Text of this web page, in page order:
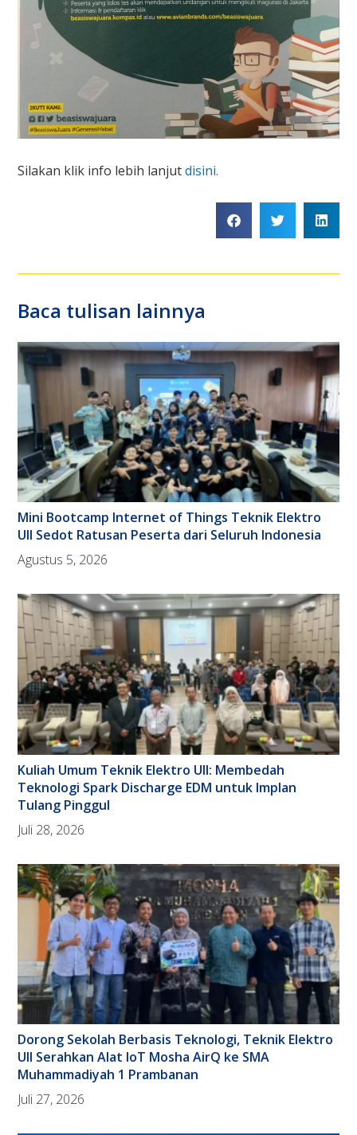
Silakan klik info lebih lanjutdisini.
Baca tulisan lainnya
Mini Bootcamp Internet of Things Teknik Elektro
UII Sedot Ratusan Peserta dari Seluruh Indonesia
Agustus 5, 2026
Kuliah Umum Teknik Elektro UII: Membedah
Teknologi Spark Discharge EDM untuk Implan
Tulang Pinggul
Juli 28, 2026
Dorong Sekolah Berbasis Teknologi, Teknik Elektro
UII Serahkan Alat IoT Mosha AirQ ke SMA
Muhammadiyah 1 Prambanan
Juli 27, 2026